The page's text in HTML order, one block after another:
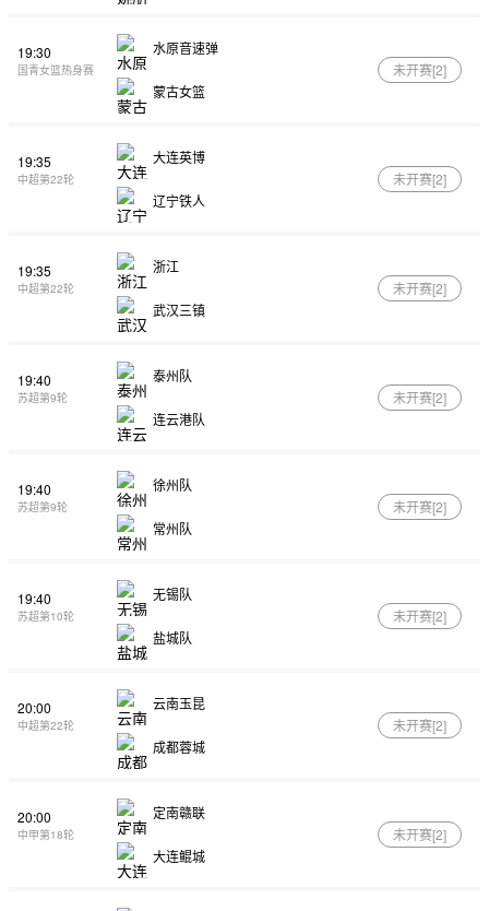
19:30
国青女篮热身赛
水原音速弹
蒙古女篮
未开赛[2]
19:35
中超第22轮
大连英博
辽宁铁人
未开赛[2]
19:35
中超第22轮
浙江
武汉三镇
未开赛[2]
19:40
苏超第9轮
泰州队
连云港队
未开赛[2]
19:40
苏超第9轮
徐州队
常州队
未开赛[2]
19:40
苏超第10轮
无锡队
盐城队
未开赛[2]
20:00
中超第22轮
云南玉昆
成都蓉城
未开赛[2]
20:00
中甲第18轮
定南赣联
大连鲲城
未开赛[2]